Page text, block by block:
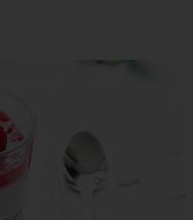
Pinterest
w serwisie Facebook